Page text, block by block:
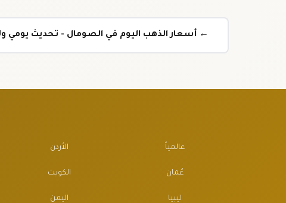
← أسعار الذهب اليوم في الصومال - تحديث يومي
عالمياً الأردن
عُمان الكويت
ليبيا اليمن